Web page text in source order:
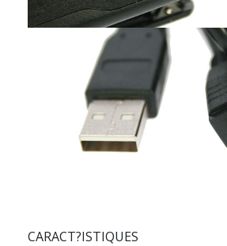
CARACT?ISTIQUES